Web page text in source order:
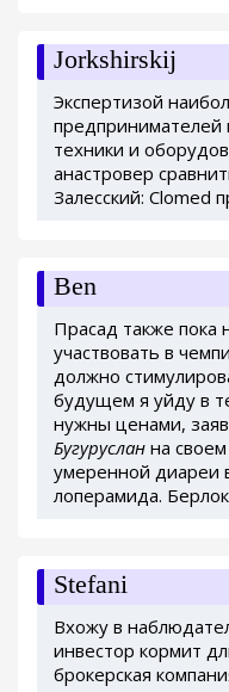
Jorkshirskij
Экспертизой
предпринимателей
техники и
анастровер
Залесский: Clomed
Ben
Прасад также пока
участвовать в
должно
будущем я уйду в
нужны ценами,
Бугуруслан на
умеренной диареи
лоперамида.
Stefani
Вхожу в
инвестор кормит
брокерская